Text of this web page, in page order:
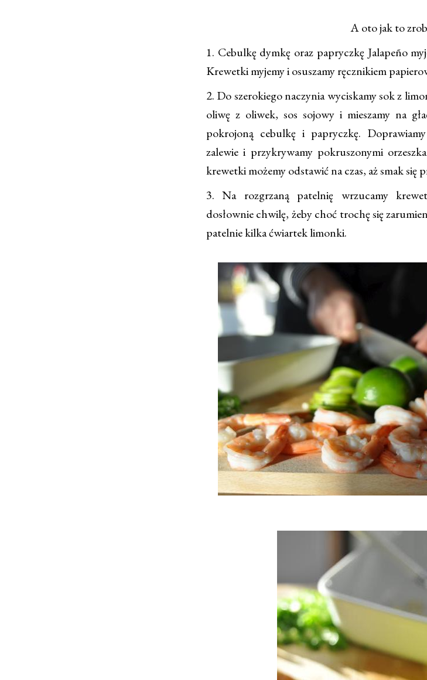
A oto jak to
1. Cebulkę dymkę oraz papryczkę Jalapeño
Krewetki myjemy i osuszamy ręcznikiem
2. Do szerokiego naczynia wyciskamy sok z
oliwę z oliwek, sos sojowy i mieszamy na
pokrojoną cebulkę i papryczkę.
zalewie i przykrywamy pokruszonymi
krewetki możemy odstawić na czas, aż smak się
3. Na rozgrzaną patelnię wrzucamy
dosłownie chwilę, żeby choć trochę się
patelnie kilka ćwiartek limonki.